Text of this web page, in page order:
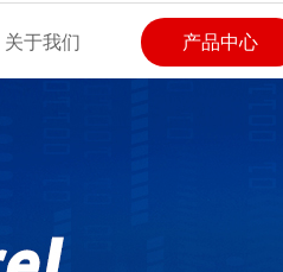
关于我们 产品中心